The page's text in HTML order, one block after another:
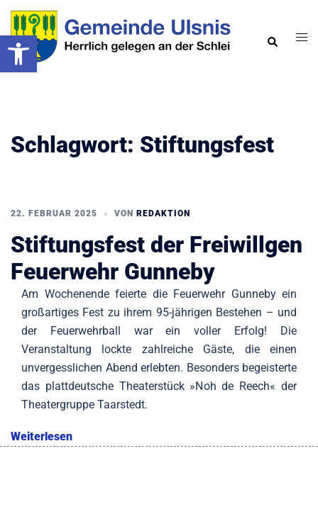
Zum
Inhalt
springen
Suche
Schlagwort: Stiftungsfest
22. FEBRUAR 2025 VON REDAKTION
Stiftungsfest der Freiwillgen
Feuerwehr Gunneby
Am Wochenende feierte die Feuerwehr Gunneby ein
großartiges Fest zu ihrem 95-jährigen Bestehen – und
der Feuerwehrball war ein voller Erfolg! Die
Veranstaltung lockte zahlreiche Gäste, die einen
unvergesslichen Abend erlebten. Besonders begeisterte
das plattdeutsche Theaterstück »Noh de Reech« der
Theatergruppe Taarstedt.
Weiterlesen
Werkzeugleiste öffnen